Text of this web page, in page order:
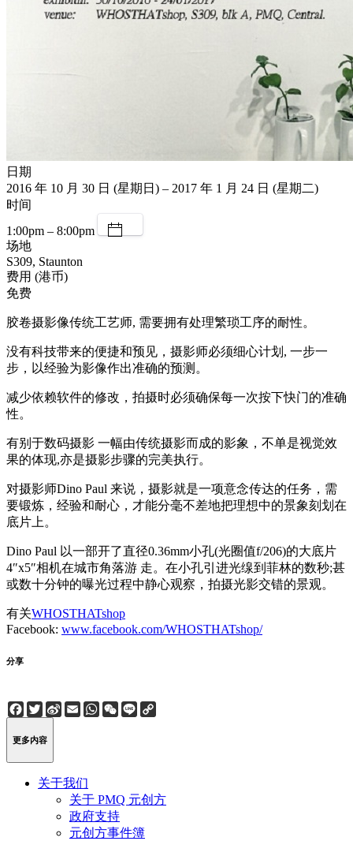
日期
2016 年 10 月 30 日 (星期日) – 2017 年 1 月 24 日 (星期二)
时间
1:00pm – 8:00pm
场地
S309, Staunton
费用 (港币)
免费
胶卷摄影像传统工艺师, 需要拥有处理繁琐工序的耐性。
没有科技带来的便捷和预见，摄影师必须细心计划, 一步一
步，以经验为影像作出准确的预测。
减少依赖软件的修改，拍摄时必须确保每一次按下快门的准确
性。
有别于数码摄影 一幅由传统摄影而成的影象，不单是视觉效
果的体现,亦是摄影步骤的完美执行。
对摄影师Dino Paul 来说，摄影就是一项意念传达的任务，需
要锻炼，经验和耐心，才能分毫不差地把理想中的景象刻划在
底片上。
Dino Paul 以一部开了直径0.36mm小孔(光圈值f/206)的大底片
4″x5″相机在城市角落游 走。在小孔引进光缐到菲林的数秒;甚
或数十分钟的曝光过程中静心观察，拍摄光影交错的景观。
有关WHOSTHATshop
Facebook: www.facebook.com/WHOSTHATshop/
分享
Facebook
Twitter
Sina
Weibo
EmailWhatsApp
WeChat
Line
更多内容
关于我们
关于 PMQ 元创方
政府支持
元创方事件簿